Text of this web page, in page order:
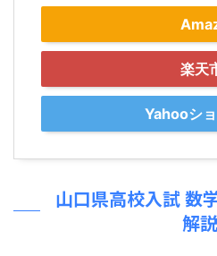
楽天
Yahooシ
山口県高校入試 数
解説